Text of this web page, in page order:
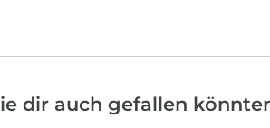
dir auch gefallen